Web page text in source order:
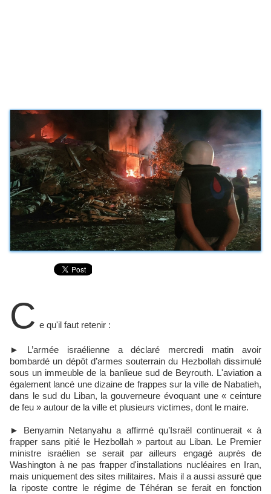
C e qu'il faut retenir :
► L’armée israélienne a déclaré mercredi matin avoir
bombardé un dépôt d’armes souterrain du Hezbollah dissimulé
sous un immeuble de la banlieue sud de Beyrouth. L'aviation a
également lancé une dizaine de frappes sur la ville de Nabatieh,
dans le sud du Liban, la gouverneure évoquant une « ceinture
de feu » autour de la ville et plusieurs victimes, dont le maire.
► Benyamin Netanyahu a affirmé qu’Israël continuerait « à
frapper sans pitié le Hezbollah » partout au Liban. Le Premier
ministre israélien se serait par ailleurs engagé auprès de
Washington à ne pas frapper d'installations nucléaires en Iran,
mais uniquement des sites militaires. Mais il a aussi assuré que
la riposte contre le régime de Téhéran se ferait en fonction